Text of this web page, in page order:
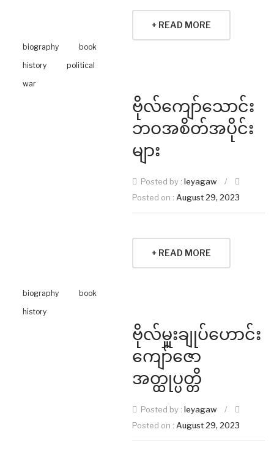
+ READ MORE
biography
book
history
political
war
ဗိုလ်ကျော်သောင်း
ဘဝအစိတ်အပိုင်း
များ
Posted by : leyagaw
/
Posted on : August 29, 2023
+ READ MORE
biography
book
history
ဗိုလ်မှူးချုပ်ဟောင်း
ကျော်ဇော
အတ္ထုပ္ပတ္တိ
Posted by : leyagaw
/
Posted on : August 29, 2023